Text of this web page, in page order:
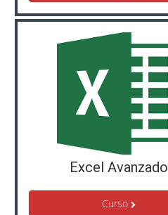
Excel Avanzado
Curso